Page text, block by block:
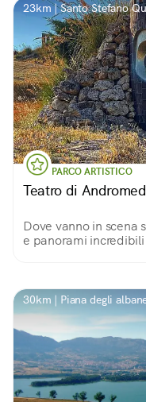
23km | Santo Stefano
PARCO ARTISTICO
Teatro di
Dove vanno in scena
e panorami incredibili
30km | Piana degli